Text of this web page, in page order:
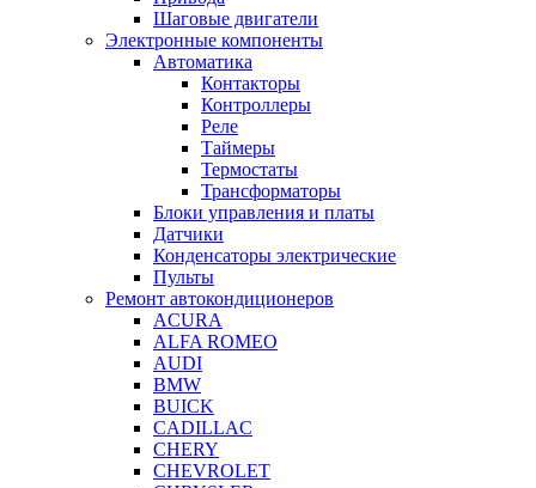
Шаговые двигатели
Электронные компоненты
Автоматика
Контакторы
Контроллеры
Реле
Таймеры
Термостаты
Трансформаторы
Блоки управления и платы
Датчики
Конденсаторы электрические
Пульты
Ремонт автокондиционеров
ACURA
ALFA ROMEO
AUDI
BMW
BUICK
CADILLAC
CHERY
CHEVROLET